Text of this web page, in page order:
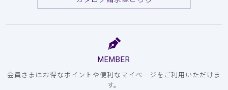
MEMBER
会員さまはお得なポイントや便利なマイページをご利用いただけま
す。